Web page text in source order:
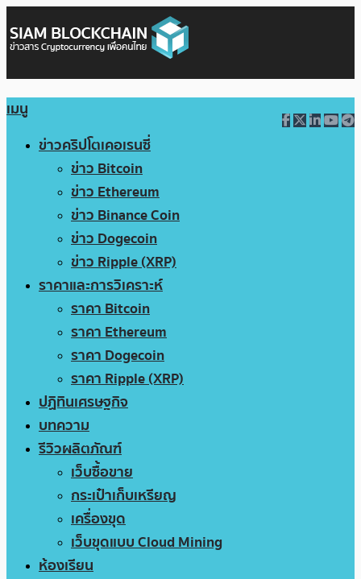
เมนู
ข่าวคริปโตเคอเรนซี่
ข่าว Bitcoin
ข่าว Ethereum
ข่าว Binance Coin
ข่าว Dogecoin
ข่าว Ripple (XRP)
ราคาและการวิเคราะห์
ราคา Bitcoin
ราคา Ethereum
ราคา Dogecoin
ราคา Ripple (XRP)
ปฏิทินเศรษฐกิจ
บทความ
รีวิวผลิตภัณฑ์
เว็บซื้อขาย
กระเป๋าเก็บเหรียญ
เครื่องขุด
เว็บขุดแบบ Cloud Mining
ห้องเรียน